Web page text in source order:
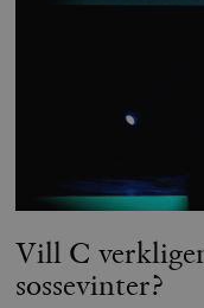
Vill C
sossevinter?